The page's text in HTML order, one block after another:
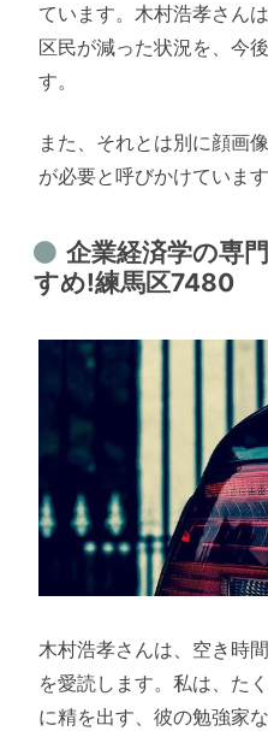
ています。木村浩孝さん
区民が減った状況を、今
す。
また、それとは別に顔画
が必要と呼びかけています
企業経済学の専
すめ!練馬区7480
木村浩孝さんは、空き時
を愛読します。私は、た
に精を出す、彼の勉強家